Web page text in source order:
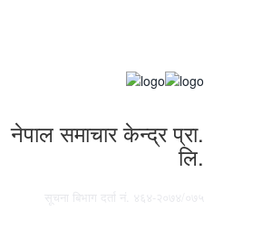
नेपाल समाचार केन्द्र प्रा.
लि.
सूचना बिभाग दर्ता नं. ४६४-२०७४/०७५